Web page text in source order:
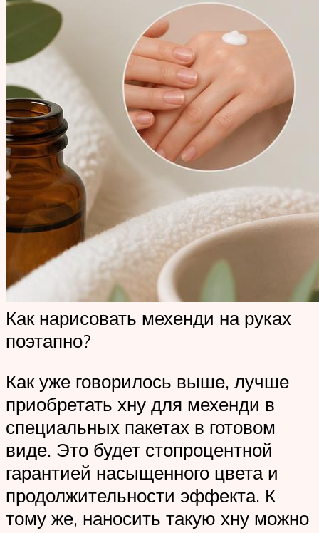
Как нарисовать мехенди на руках
поэтапно?
Как уже говорилось выше, лучше
приобретать хну для мехенди в
специальных пакетах в готовом
виде. Это будет стопроцентной
гарантией насыщенного цвета и
продолжительности эффекта. К
тому же, наносить такую хну можно